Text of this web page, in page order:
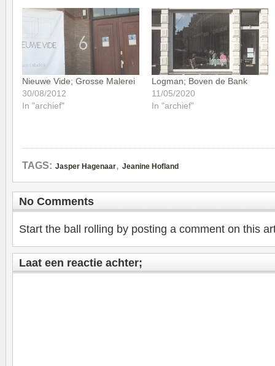
Nieuwe Vide; Grosse Malerei
30/08/2012
In "archief"
Logman; Boven de Bank
11/05/2020
In "archief"
TAGS: Jasper Hagenaar, Jeanine Hofland
No Comments
Start the ball rolling by posting a comment on this
Laat een reactie achter;